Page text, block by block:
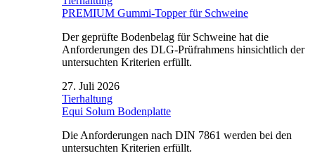
PREMIUM Gummi-Topper für Schweine
Der geprüfte Bodenbelag für Schweine hat die
Anforderungen des DLG-Prüfrahmens hinsichtlich der
untersuchten Kriterien erfüllt.
27. Juli 2026
Tierhaltung
Equi Solum Bodenplatte
Die Anforderungen nach DIN 7861 werden bei den
untersuchten Kriterien erfüllt.